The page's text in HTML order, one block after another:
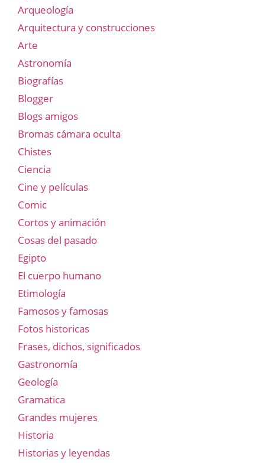
Arqueología
Arquitectura y construcciones
Arte
Astronomía
Biografías
Blogger
Blogs amigos
Bromas cámara oculta
Chistes
Ciencia
Cine y películas
Comic
Cortos y animación
Cosas del pasado
Egipto
El cuerpo humano
Etimología
Famosos y famosas
Fotos historicas
Frases, dichos, significados
Gastronomía
Geología
Gramatica
Grandes mujeres
Historia
Historias y leyendas